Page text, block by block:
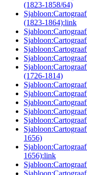
(1823-1858/64)
(1823-1864):link
(1726-1814)
1656)
1656):link